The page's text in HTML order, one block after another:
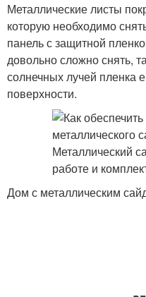
Металлические листы
которую необходимо
панель с защитной
довольно сложно снять,
солнечных лучей пленка
поверхности.
Дом с металлическим